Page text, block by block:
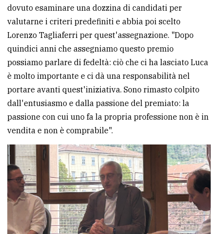
dovuto esaminare una dozzina di candidati per
valutarne i criteri predefiniti e abbia poi scelto
Lorenzo Tagliaferri per quest'assegnazione. "Dopo
quindici anni che assegniamo questo premio
possiamo parlare di fedeltà: ciò che ci ha lasciato Luca
è molto importante e ci dà una responsabilità nel
portare avanti quest'iniziativa. Sono rimasto colpito
dall'entusiasmo e dalla passione del premiato: la
passione con cui uno fa la propria professione non è in
vendita e non è comprabile".